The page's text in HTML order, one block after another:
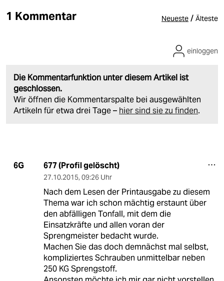
1 Kommentar Neueste / Älteste
Die Kommentarfunktion unter diesem Artikel ist
geschlossen.
Wir öffnen die Kommentarspalte bei ausgewählten
Artikeln für etwa drei Tage – hier sind sie zu finden.
einloggen
6G 677 (Profil gelöscht)
27.10.2015, 09:26 Uhr
Nach dem Lesen der Printausgabe zu diesem
Thema war ich schon mächtig erstaunt über
den abfälligen Tonfall, mit dem die
Einsatzkräfte und allen voran der
Sprengmeister bedacht wurde.
Machen Sie das doch demnächst mal selbst,
kompliziertes Schrauben unmittelbar neben
250 KG Sprengstoff.